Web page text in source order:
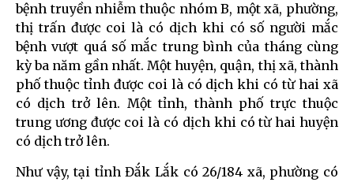
bệnh truyền nhiễm thuộc nhóm B, một xã, phường,
thị trấn được coi là có dịch khi có số người mắc
bệnh vượt quá số mắc trung bình của tháng cùng
kỳ ba năm gần nhất. Một huyện, quận, thị xã, thành
phố thuộc tỉnh được coi là có dịch khi có từ hai xã
có dịch trở lên. Một tỉnh, thành phố trực thuộc
trung ương được coi là có dịch khi có từ hai huyện
có dịch trở lên.
Như vậy, tại tỉnh Đắk Lắk có 26/184 xã, phường có